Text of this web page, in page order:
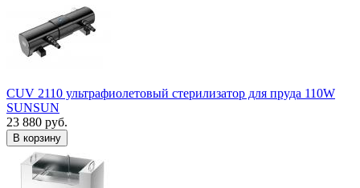
CUV 2110 ультрафиолетовый стерилизатор для пруда 110W
SUNSUN
23 880 руб.
В корзину